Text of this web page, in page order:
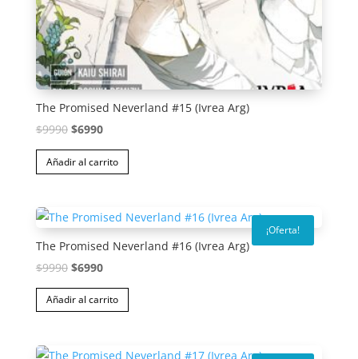
The Promised Neverland #15 (Ivrea Arg)
$9990 El
precio
original
$9990.
$6990El
precio
actual
$6990.
Añadir al carrito
¡Oferta!
The Promised Neverland #16 (Ivrea Arg)
$9990 El
precio
original
$9990.
$6990El
precio
actual
$6990.
Añadir al carrito